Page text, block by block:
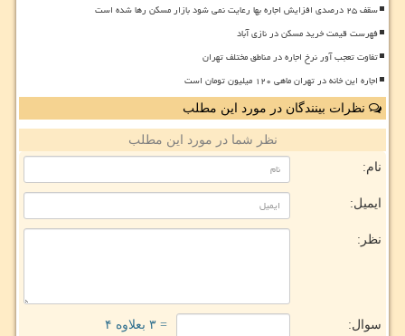
سقف ۲۵ درصدی افزایش اجاره بها رعایت نمی شود بازار مسکن رها شده است
فهرست قیمت خرید مسکن در نازی آباد
تفاوت تعجب آور نرخ اجاره در مناطق مختلف تهران
اجاره این خانه در تهران ماهی ۱۲۰ میلیون تومان است
نظرات بینندگان در مورد این مطلب
نظر شما در مورد این مطلب
نام:
ایمیل:
نظر:
سوال: = ۳ بعلاوه ۴